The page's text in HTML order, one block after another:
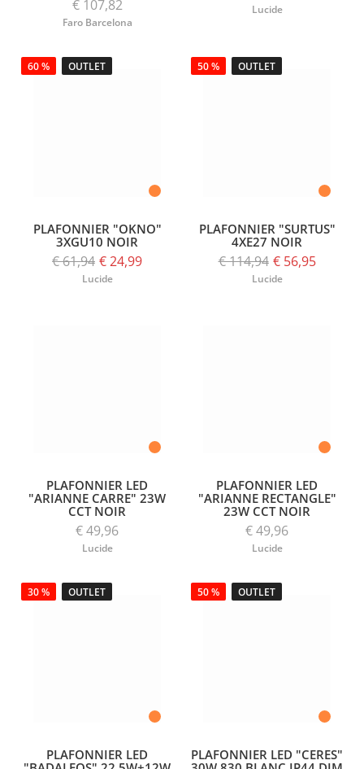
€ 107,82
Faro Barcelona
Lucide
60 % OUTLET
PLAFONNIER "OKNO"
3XGU10 NOIR
€ 61,94 € 24,99
Lucide
50 % OUTLET
PLAFONNIER "SURTUS"
4XE27 NOIR
€ 114,94 € 56,95
Lucide
PLAFONNIER LED
"ARIANNE CARRE" 23W
CCT NOIR
€ 49,96
Lucide
PLAFONNIER LED
"ARIANNE RECTANGLE"
23W CCT NOIR
€ 49,96
Lucide
30 % OUTLET
PLAFONNIER LED
50 % OUTLET
PLAFONNIER LED "CERES"